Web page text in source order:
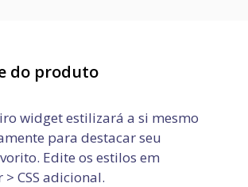
do produto
widget estilizará a si mesmo
para destacar seu
Edite os estilos em
CSS adicional.